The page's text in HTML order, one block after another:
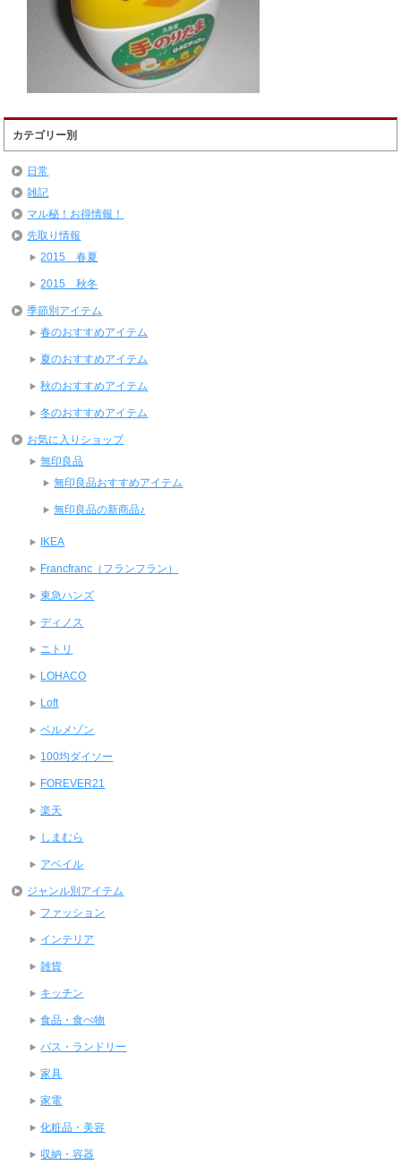
カテゴリー別
日常
雑記
マル秘！お得情報！
先取り情報
2015 春夏
2015 秋冬
季節別アイテム
春のおすすめアイテム
夏のおすすめアイテム
秋のおすすめアイテム
冬のおすすめアイテム
お気に入りショップ
無印良品
無印良品おすすめアイテム
無印良品の新商品♪
IKEA
Francfranc（フランフラン）
東急ハンズ
ディノス
ニトリ
LOHACO
Loft
ベルメゾン
100均ダイソー
FOREVER21
楽天
しまむら
アベイル
ジャンル別アイテム
ファッション
インテリア
雑貨
キッチン
食品・食べ物
バス・ランドリー
家具
家電
化粧品・美容
収納・容器